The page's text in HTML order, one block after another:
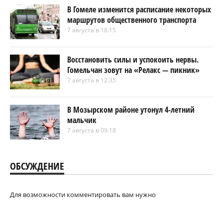
В Гомеле изменится расписание некоторых
маршрутов общественного транспорта
7 августа в 18:15
Восстановить силы и успокоить нервы.
Гомельчан зовут на «Релакс — пикник»
7 августа в 12:35
В Мозырском районе утонул 4-летний
мальчик
7 августа в 09:18
ОБСУЖДЕНИЕ
Для возможности комментировать вам нужно